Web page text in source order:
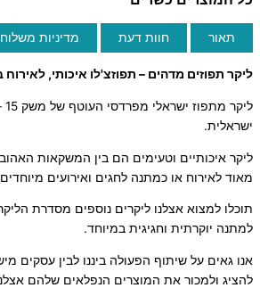
תאור חוות דעת מדיניות
ליקר תפוזים מדהים – תפוזצ'לו איכותי,
ישראלית.
ליקר איכותיים וטעימים הם בין המשקאות
מאוד לאירוח או כמתנה לחגים ואירועים
למתנה יוקרתית וחגיגית במיוחד.
אנו גאים על שיתוף הפעולה ביננו לבין עסקים
להציג ולמכור את המוצרים הנפלאים שלהם